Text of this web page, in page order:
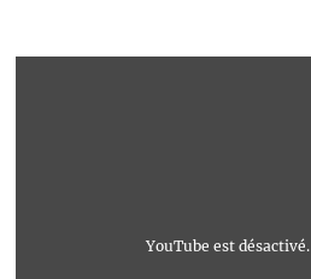
YouTube est désactivé.